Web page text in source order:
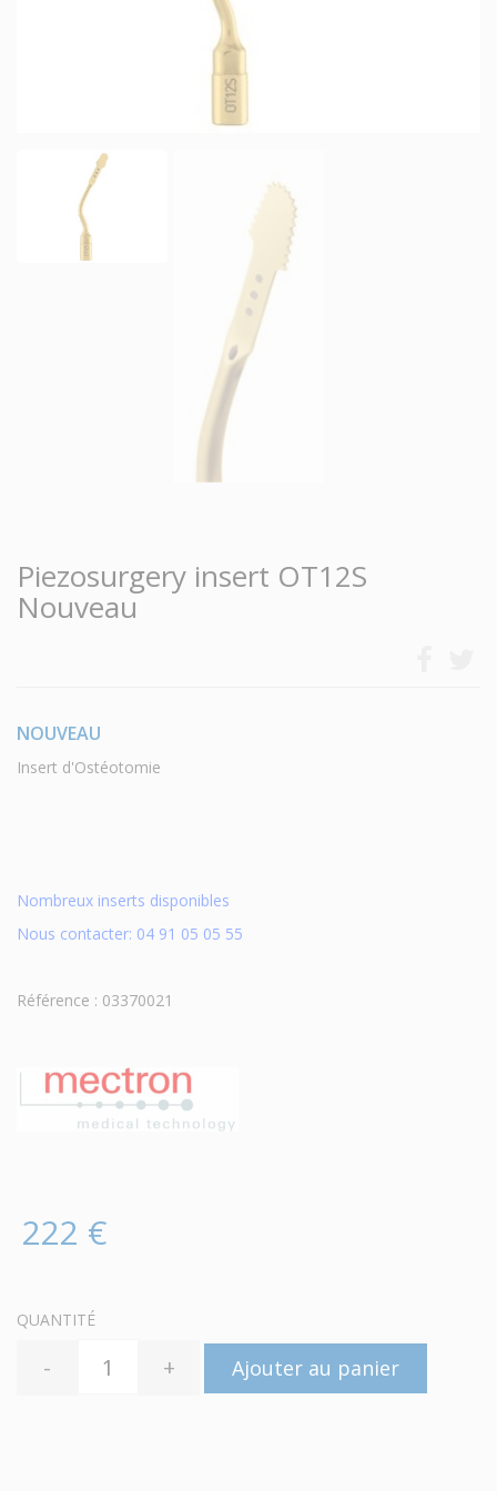
Piezosurgery insert OT12S
Nouveau
NOUVEAU
Insert d'Ostéotomie
Nombreux inserts disponibles
Nous contacter: 04 91 05 05 55
Référence : 03370021
222 €
QUANTITÉ
- + Ajouter au panier